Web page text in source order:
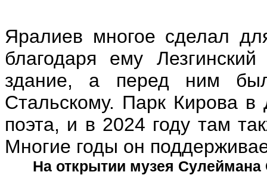
Яралиев многое сделал
благодаря ему
здание, а перед ним был
Стальскому. Парк Кирова в
поэта, и в 2024 году там
Многие годы он
На открытии музея